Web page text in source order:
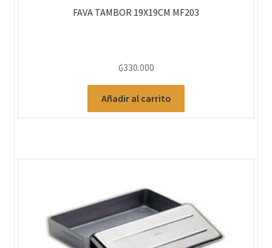
FAVA TAMBOR 19X19CM MF203
₲330.000
Añadir al carrito